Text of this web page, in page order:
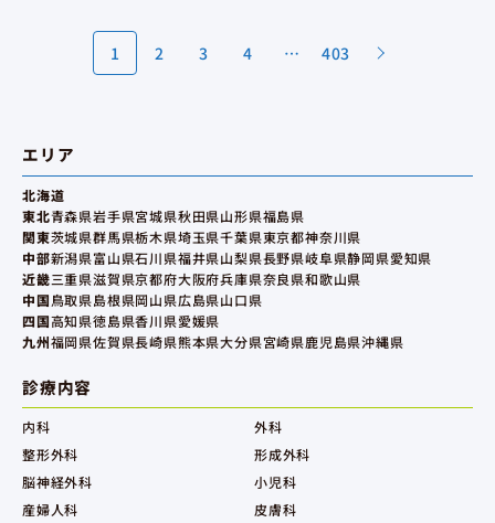
1 2 3 4 … 403
エリア
北海道
東北青森県岩手県宮城県秋田県山形県福島県
関東茨城県群馬県栃木県埼玉県千葉県東京都神奈川県
中部新潟県富山県石川県福井県山梨県長野県岐阜県静岡県愛知県
近畿三重県滋賀県京都府大阪府兵庫県奈良県和歌山県
中国鳥取県島根県岡山県広島県山口県
四国高知県徳島県香川県愛媛県
九州福岡県佐賀県長崎県熊本県大分県宮崎県鹿児島県沖縄県
診療内容
内科
外科
整形外科
形成外科
脳神経外科
小児科
産婦人科
皮膚科